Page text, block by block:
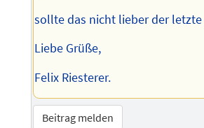
sollte das nicht lieber der letzte
Liebe Grüße,
Felix Riesterer.
Beitrag melden